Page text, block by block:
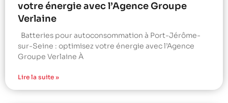
votre énergie avec l’Agence Groupe
Verlaine
Batteries pour autoconsommation à Port-Jérôme-
sur-Seine : optimisez votre énergie avec l’Agence
Groupe Verlaine À
Lire la suite »